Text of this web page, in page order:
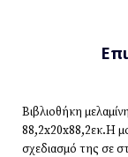
Βιβλιοθήκη
88,2x20x88,2εκ.Η
σχεδιασμό της σε